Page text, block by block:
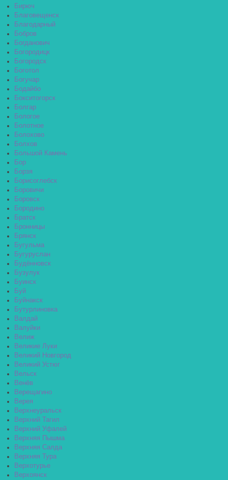
Бирюч
Благовещенск
Благодарный
Бобров
Богданович
Богородицк
Богородск
Боготол
Богучар
Бодайбо
Бокситогорск
Болгар
Бологое
Болотное
Болохово
Болхов
Большой Камень
Бор
Борзя
Борисоглебск
Боровичи
Боровск
Бородино
Братск
Бронницы
Брянск
Бугульма
Бугуруслан
Будённовск
Бузулук
Буинск
Буй
Буйнакск
Бутурлиновка
Валдай
Валуйки
Велиж
Великие Луки
Великий Новгород
Великий Устюг
Вельск
Венёв
Верещагино
Верея
Верхнеуральск
Верхний Тагил
Верхний Уфалей
Верхняя Пышма
Верхняя Салда
Верхняя Тура
Верхотурье
Верхоянск